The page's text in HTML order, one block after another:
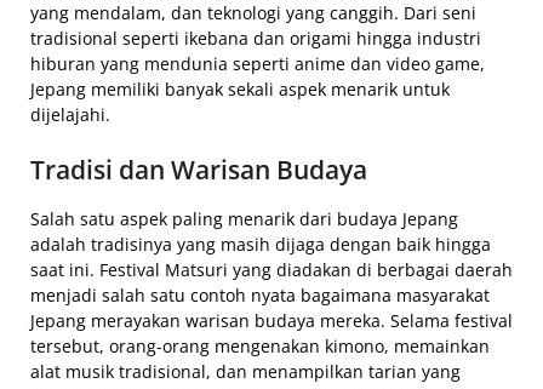
yang mendalam, dan teknologi yang canggih. Dari seni
tradisional seperti ikebana dan origami hingga industri
hiburan yang mendunia seperti anime dan video game,
Jepang memiliki banyak sekali aspek menarik untuk
dijelajahi.
Tradisi dan Warisan Budaya
Salah satu aspek paling menarik dari budaya Jepang
adalah tradisinya yang masih dijaga dengan baik hingga
saat ini. Festival Matsuri yang diadakan di berbagai daerah
menjadi salah satu contoh nyata bagaimana masyarakat
Jepang merayakan warisan budaya mereka. Selama festival
tersebut, orang-orang mengenakan kimono, memainkan
alat musik tradisional, dan menampilkan tarian yang